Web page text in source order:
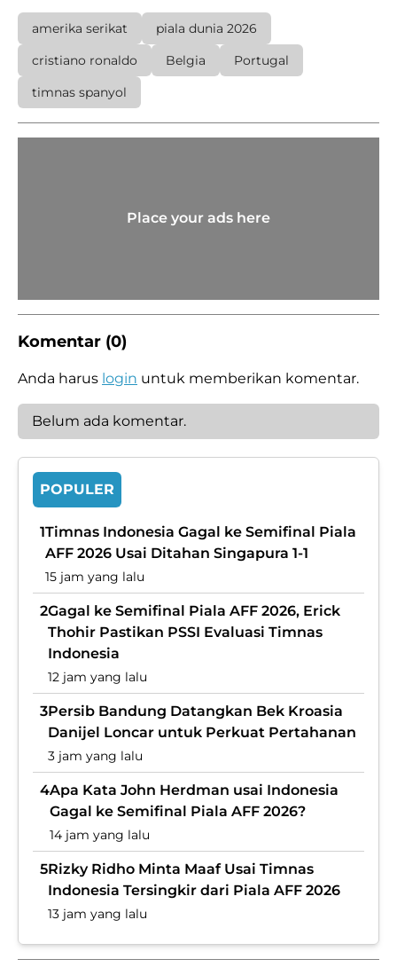
amerika serikat
piala dunia 2026
cristiano ronaldo
Belgia
Portugal
timnas spanyol
Place your ads here
Komentar (0)
Anda harus login untuk memberikan komentar.
Belum ada komentar.
POPULER
1Timnas Indonesia Gagal ke Semifinal Piala
AFF 2026 Usai Ditahan Singapura 1-1
15 jam yang lalu
2Gagal ke Semifinal Piala AFF 2026, Erick
Thohir Pastikan PSSI Evaluasi Timnas
Indonesia
12 jam yang lalu
3Persib Bandung Datangkan Bek Kroasia
Danijel Loncar untuk Perkuat Pertahanan
3 jam yang lalu
4Apa Kata John Herdman usai Indonesia
Gagal ke Semifinal Piala AFF 2026?
14 jam yang lalu
5Rizky Ridho Minta Maaf Usai Timnas
Indonesia Tersingkir dari Piala AFF 2026
13 jam yang lalu